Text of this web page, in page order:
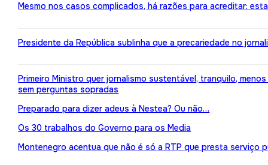
Mesmo nos casos complicados, há razões para acreditar:
Presidente da República sublinha que a precariedade no
Primeiro Ministro quer jornalismo sustentável, tranquilo,
sem perguntas sopradas
Preparado para dizer adeus à Nestea? Ou não…
Os 30 trabalhos do Governo para os Media
Montenegro acentua que não é só a RTP que presta serviço